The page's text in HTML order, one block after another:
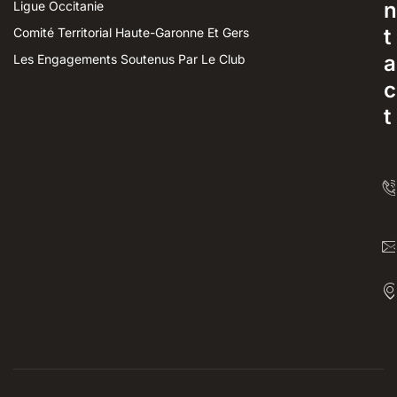
Ligue Occitanie
Comité Territorial Haute-Garonne Et Gers
Les Engagements Soutenus Par Le Club
n
t
a
c
t